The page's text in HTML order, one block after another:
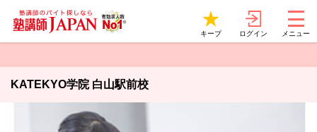
キープ ログイン メニュー
KATEKYO学院 白山駅前校